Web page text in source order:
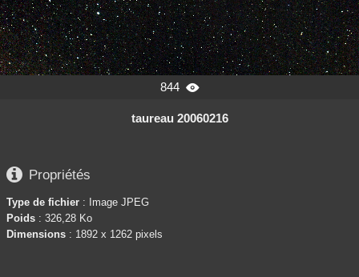
844 
taureau 20060216
 Propriétés
Type de fichier : Image JPEG
Poids : 326,28 Ko
Dimensions : 1892 x 1262 pixels